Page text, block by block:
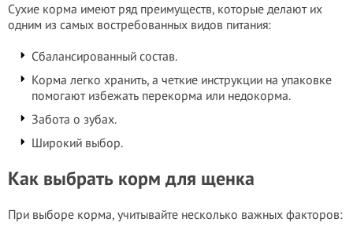
Сухие корма имеют ряд преимуществ, которые делают их
одним из самых востребованных видов питания:
Сбалансированный состав.
Корма легко хранить, а четкие инструкции на упаковке
помогают избежать перекорма или недокорма.
Забота о зубах.
Широкий выбор.
Как выбрать корм для щенка
При выборе корма, учитывайте несколько важных факторов: